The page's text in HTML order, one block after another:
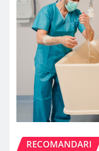
RECOMANDARI